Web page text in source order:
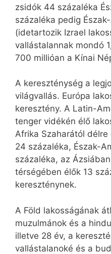
zsidók 44 százaléka
százaléka pedig
(idetartozik Izrael
vallástalannak mondó
700 millióan a Kínai
A kereszténység a
világvallás. Európa
keresztény. A Latin-
tenger vidékén élő
Afrika Szaharától
24 százaléka, Észak-
százaléka, az
térségében élők 13
kereszténynek.
A Föld lakosságának
muzulmánok és a
illetve 28 év, a
vallástalanoké és a